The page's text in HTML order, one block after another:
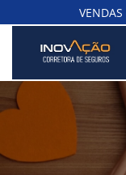
to
content